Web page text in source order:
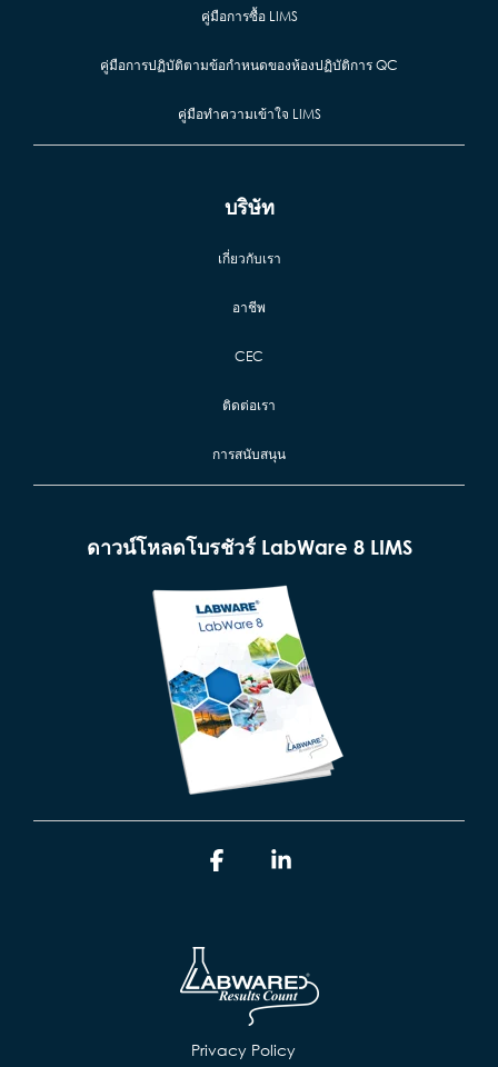
คู่มือการซื้อ LIMS
คู่มือการปฏิบัติตามข้อกำหนดของห้องปฏิบัติการ QC
คู่มือทำความเข้าใจ LIMS
บริษัท
เกี่ยวกับเรา
อาชีพ
CEC
ติดต่อเรา
การสนับสนุน
ดาวน์โหลดโบรชัวร์ LabWare 8 LIMS
Privacy Policy
Facebook